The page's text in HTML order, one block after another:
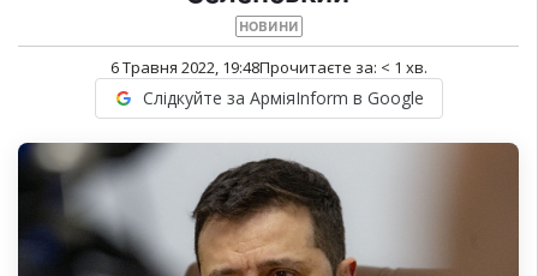
НОВИНИ
6 Травня 2022, 19:48Прочитаєте за: < 1 хв.
Слідкуйте за АрміяInform в Google